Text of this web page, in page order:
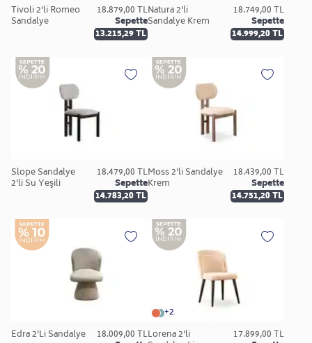
Tivoli 2'li Romeo
Sandalye
18.879,00 TL
Sepette
13.215,29 TL
Natura 2'li
Sandalye Krem
18.749,00 TL
Sepette
14.999,20 TL
Slope Sandalye
2'li Su Yeşili
18.479,00 TL
Sepette
14.783,20 TL
Moss 2'li Sandalye
Krem
18.439,00 TL
Sepette
14.751,20 TL
Edra 2'Li Sandalye 18.009,00 TL
+2
Lorena 2'li
17.899,00 TL